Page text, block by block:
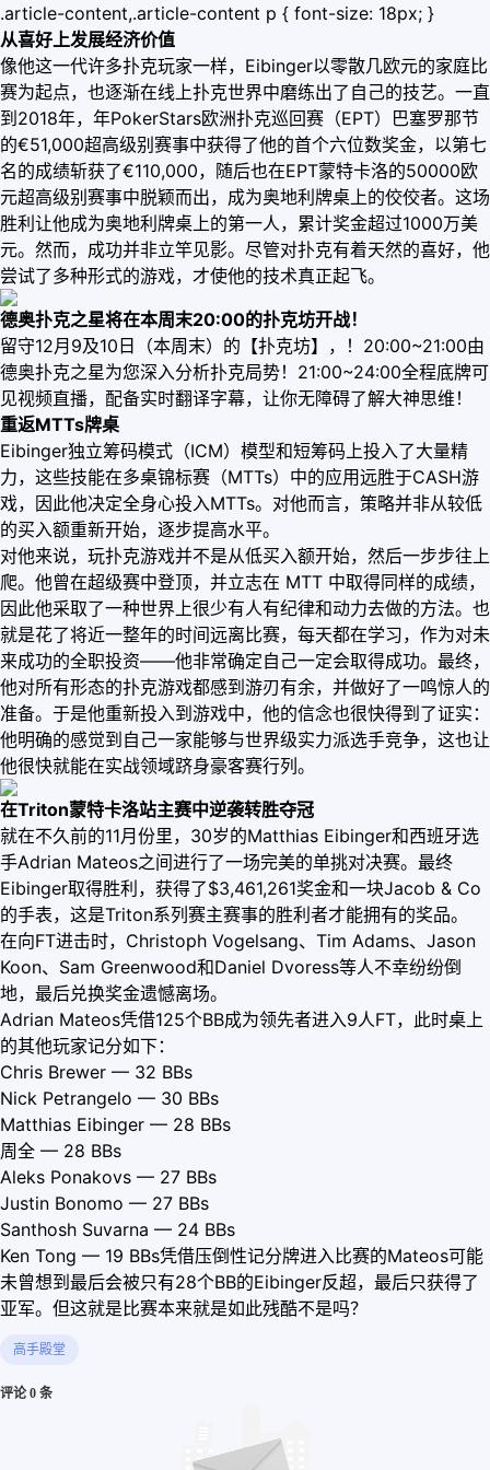
.article-content,.article-content p { font-size: 18px; }
从喜好上发展经济价值
像他这一代许多扑克玩家一样，Eibinger以零散几欧元的家庭比
赛为起点，也逐渐在线上扑克世界中磨练出了自己的技艺。一直
到2018年，年PokerStars欧洲扑克巡回赛（EPT）巴塞罗那节
的€51,000超高级别赛事中获得了他的首个六位数奖金，以第七
名的成绩斩获了€110,000，随后也在EPT蒙特卡洛的50000欧
元超高级别赛事中脱颖而出，成为奥地利牌桌上的佼佼者。这场
胜利让他成为奥地利牌桌上的第一人，累计奖金超过1000万美
元。然而，成功并非立竿见影。尽管对扑克有着天然的喜好，他
尝试了多种形式的游戏，才使他的技术真正起飞。
德奥扑克之星将在本周末20:00的扑克坊开战！
留守12月9及10日（本周末）的【扑克坊】，！20:00~21:00由
德奥扑克之星为您深入分析扑克局势！21:00~24:00全程底牌可
见视频直播，配备实时翻译字幕，让你无障碍了解大神思维！
重返MTTs牌桌
Eibinger独立筹码模式（ICM）模型和短筹码上投入了大量精
力，这些技能在多桌锦标赛（MTTs）中的应用远胜于CASH游
戏，因此他决定全身心投入MTTs。对他而言，策略并非从较低
的买入额重新开始，逐步提高水平。
对他来说，玩扑克游戏并不是从低买入额开始，然后一步步往上
爬。他曾在超级赛中登顶，并立志在 MTT 中取得同样的成绩，
因此他采取了一种世界上很少有人有纪律和动力去做的方法。也
就是花了将近一整年的时间远离比赛，每天都在学习，作为对未
来成功的全职投资——他非常确定自己一定会取得成功。最终，
他对所有形态的扑克游戏都感到游刃有余，并做好了一鸣惊人的
准备。于是他重新投入到游戏中，他的信念也很快得到了证实：
他明确的感觉到自己一家能够与世界级实力派选手竞争，这也让
他很快就能在实战领域跻身豪客赛行列。
在Triton蒙特卡洛站主赛中逆袭转胜夺冠
就在不久前的11月份里，30岁的Matthias Eibinger和西班牙选
手Adrian Mateos之间进行了一场完美的单挑对决赛。最终
Eibinger取得胜利，获得了$3,461,261奖金和一块Jacob & Co
的手表，这是Triton系列赛主赛事的胜利者才能拥有的奖品。
在向FT进击时，Christoph Vogelsang、Tim Adams、Jason
Koon、Sam Greenwood和Daniel Dvoress等人不幸纷纷倒
地，最后兑换奖金遗憾离场。
Adrian Mateos凭借125个BB成为领先者进入9人FT，此时桌上
的其他玩家记分如下：
Chris Brewer — 32 BBs
Nick Petrangelo — 30 BBs
Matthias Eibinger — 28 BBs
周全 — 28 BBs
Aleks Ponakovs — 27 BBs
Justin Bonomo — 27 BBs
Santhosh Suvarna — 24 BBs
Ken Tong — 19 BBs凭借压倒性记分牌进入比赛的Mateos可能
未曾想到最后会被只有28个BB的Eibinger反超，最后只获得了
亚军。但这就是比赛本来就是如此残酷不是吗？
高手殿堂
评论 0 条